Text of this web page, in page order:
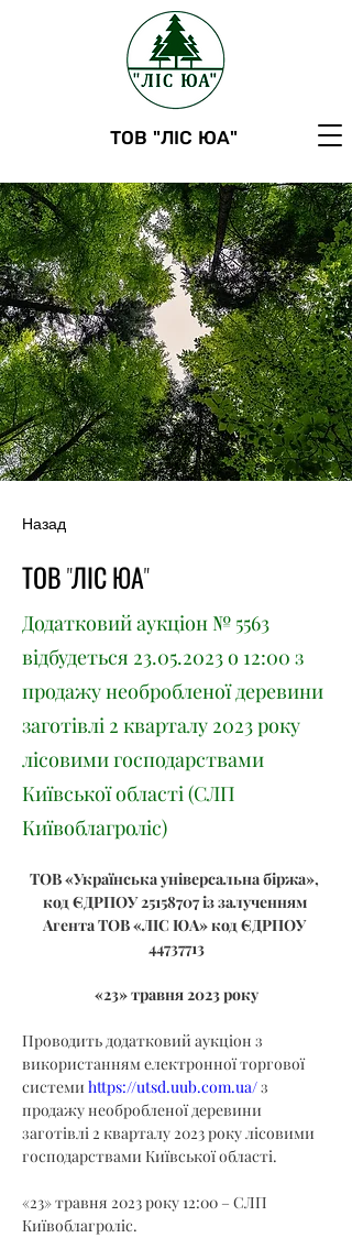
ТОВ "ЛІС ЮА"
Назад
ТОВ "ЛІС ЮА"
Додатковий аукціон № 5563
відбудеться 23.05.2023о 12:00 з
продажу необробленої деревини
заготівлі 2 кварталу 2023 року
лісовими господарствами
Київської області (СЛП
Київоблагроліс)
ТОВ «Українська універсальна біржа»,
код ЄДРПОУ 25158707 із залученням
Агента ТОВ «ЛІС ЮА» код ЄДРПОУ
44737713
«23» травня 2023 року
Проводить додатковий аукціон з
використанням електронної торгової
системи https://utsd.uub.com.ua/ з
продажу необробленої деревини
заготівлі 2 кварталу 2023 року лісовими
господарствами Київської області.
«23» травня 2023 року 12:00 – СЛП
Київоблагроліс.